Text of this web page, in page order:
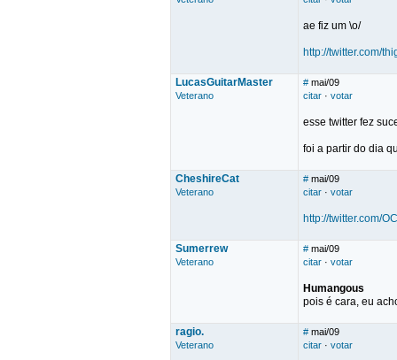
ae fiz um \o/
http://twitter.com/
LucasGuitarMaster
Veterano
# mai/09
citar · votar
esse twitter fez
foi a partir do dia
CheshireCat
Veterano
# mai/09
citar · votar
http://twitter.com/
Sumerrew
Veterano
# mai/09
citar · votar
Humangous
pois é cara, eu
ragio.
Veterano
# mai/09
citar · votar